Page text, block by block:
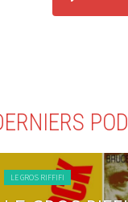
LE GROS RIFFIFI